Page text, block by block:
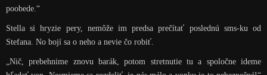
poobede.“
Stella si hryzie pery, nemôže im predsa prečítať poslednú sms-ku od
Stefana. No bojí sa o neho a nevie čo robiť.
„Nič, prebehnime znovu barák, potom stretnutie tu a spoločne ideme